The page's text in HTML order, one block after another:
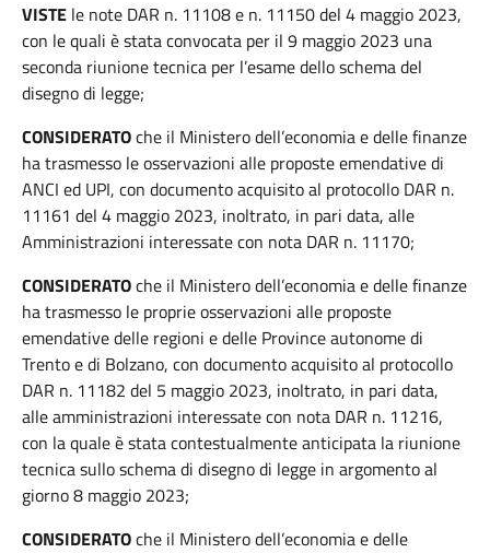
VISTE le note DAR n. 11108 e n. 11150 del 4 maggio 2023,
con le quali è stata convocata per il 9 maggio 2023 una
seconda riunione tecnica per l’esame dello schema del
disegno di legge;
CONSIDERATOche il Ministero dell’economia e delle finanze
ha trasmesso le osservazioni alle proposte emendative di
ANCI ed UPI, con documento acquisito al protocollo DAR n.
11161 del 4 maggio 2023, inoltrato, in pari data, alle
Amministrazioni interessate con nota DAR n. 11170;
CONSIDERATOche il Ministero dell’economia e delle finanze
ha trasmesso le proprie osservazioni alle proposte
emendative delle regioni e delle Province autonome di
Trento e di Bolzano, con documento acquisito al protocollo
DAR n. 11182 del 5 maggio 2023, inoltrato, in pari data,
alle amministrazioni interessate con nota DAR n. 11216,
con la quale è stata contestualmente anticipata la riunione
tecnica sullo schema di disegno di legge in argomento al
giorno 8 maggio 2023;
CONSIDERATOche il Ministero dell’economia e delle